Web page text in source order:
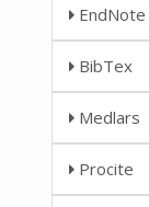
EndNote
BibTex
Medlars
Procite